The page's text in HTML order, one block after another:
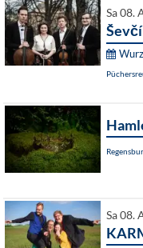
Sa 08.
Sa 08.